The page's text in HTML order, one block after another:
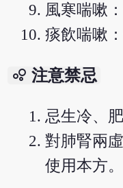
風寒喘嗽
痰飲喘嗽
bubble_chart 注意禁忌
忌生冷、
對肺腎兩
使用本方。